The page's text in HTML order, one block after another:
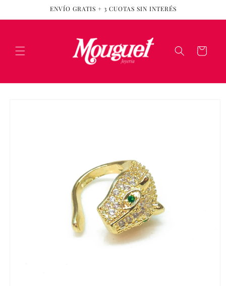
directamente
al contenido
ENVÍO GRATIS + 3 CUOTAS SIN INTERÉS
Carrito